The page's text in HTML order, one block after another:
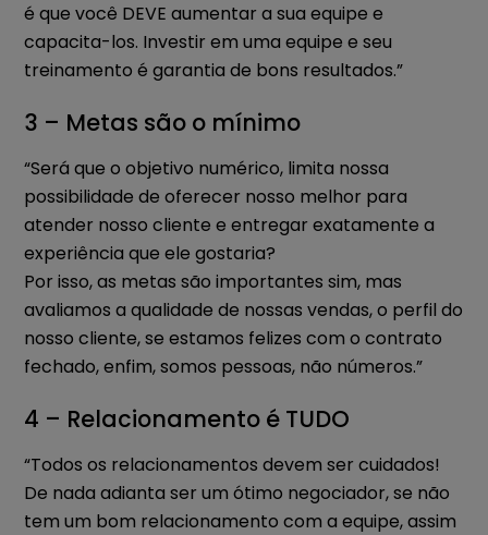
é que você DEVE aumentar a sua equipe e
capacita-los. Investir em uma equipe e seu
treinamento é garantia de bons resultados.”
3 – Metas são o mínimo
“Será que o objetivo numérico, limita nossa
possibilidade de oferecer nosso melhor para
atender nosso cliente e entregar exatamente a
experiência que ele gostaria?
Por isso, as metas são importantes sim, mas
avaliamos a qualidade de nossas vendas, o perfil do
nosso cliente, se estamos felizes com o contrato
fechado, enfim, somos pessoas, não números.”
4 – Relacionamento é TUDO
“Todos os relacionamentos devem ser cuidados!
De nada adianta ser um ótimo negociador, se não
tem um bom relacionamento com a equipe, assim